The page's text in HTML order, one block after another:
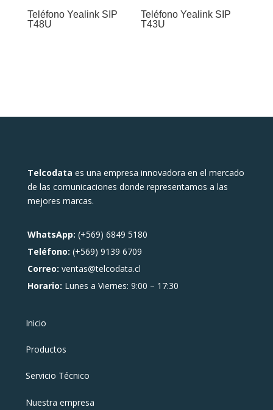
Teléfono Yealink SIP
T48U
Teléfono Yealink SIP
T43U
Telcodata es una empresa innovadora en el mercado
de las comunicaciones donde representamos a las
mejores marcas.
WhatsApp: (+569) 6849 5180
Teléfono: (+569) 9139 6709
Correo: ventas@telcodata.cl
Horario: Lunes a Viernes: 9:00 – 17:30
Inicio
Productos
Servicio Técnico
Nuestra empresa